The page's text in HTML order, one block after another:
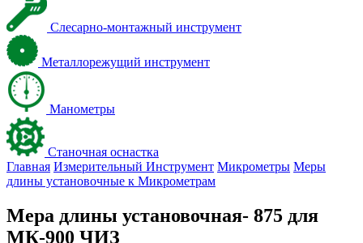
Слесарно-монтажный инструмент
Металлорежущий инструмент
Манометры
Станочная оснастка
Главная Измерительный Инструмент Микрометры Меры
длины установочные к Микрометрам
Мера длины установочная- 875 для
МК-900 ЧИЗ